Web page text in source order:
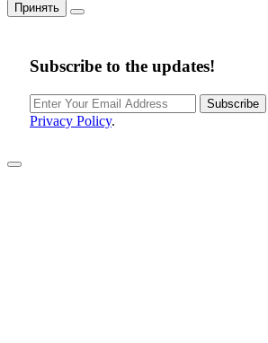
Принять
Subscribe to the updates!
Subscribe
Privacy Policy.